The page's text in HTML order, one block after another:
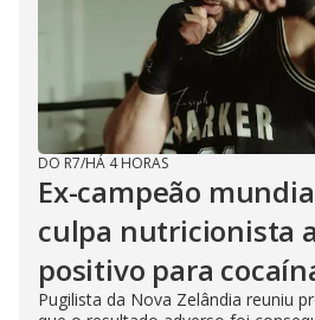
DO R7/HÁ 4 HORAS
Ex-campeão
culpa nutricionista
positivo para
Pugilista da Nova Zelândia reuniu